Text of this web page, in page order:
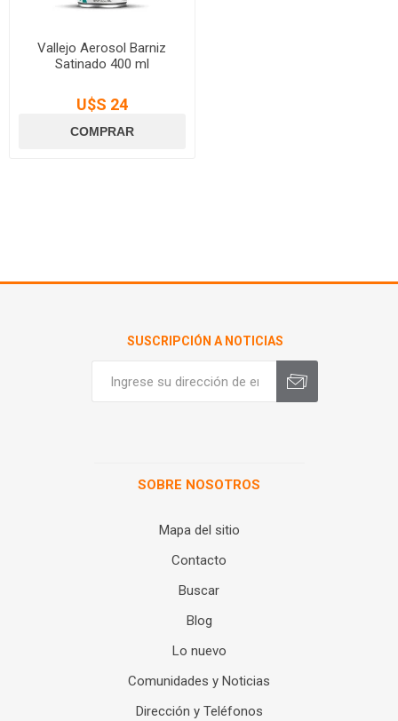
Vallejo Aerosol Barniz
Satinado 400 ml
U$S 24
SUSCRIPCIÓN A NOTICIAS
SOBRE NOSOTROS
Mapa del sitio
Contacto
Buscar
Blog
Lo nuevo
Comunidades y Noticias
Dirección y Teléfonos